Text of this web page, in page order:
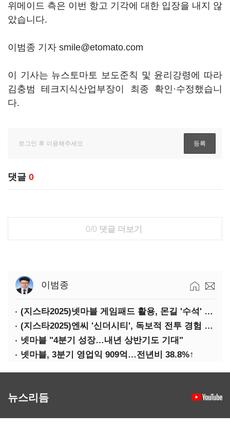
위메이드 측은 이번 항고 기각에 대한 입장을 내지 않
았습니다.
이범종 기자 smile@etomato.com
이 기사는 뉴스토마토 보도준칙 및 윤리강령에 따라
김충범 테크지식산업부장이 최종 확인·수정했습니
다.
댓글 0
0/0 댓글 더보기
이범종
(지스타2025)넷마블 게임패드 활용, 몬길 '수석' 7대죄 '차석'
(지스타2025)엔씨 '신더시티', 독보적 전투 경험 필요
넷마블 "4분기 성장…내년 상반기도 기대"
넷마블, 3분기 영업익 909억…전년비 38.8%↑
뉴스리듬